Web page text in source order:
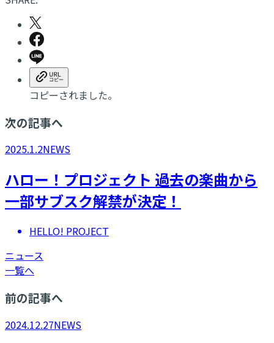
コピーされました。
次の記事へ
2025.1.2NEWS
ハロー！プロジェクト 過去の楽曲から
一部サブスク解禁が決定！
HELLO! PROJECT
ニュース
一覧へ
前の記事へ
2024.12.27NEWS